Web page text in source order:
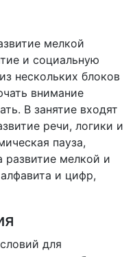
мелкой
и социальную
нескольких блоков
внимание
В занятие входят
речи, логики и
пауза,
развитие мелкой и
и цифр,
для